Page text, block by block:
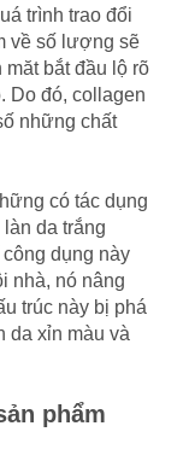
trình trao đổi
về số lượng sẽ
bắt đầu lộ rõ
Do đó, collagen
những chất
có tác dụng
da trắng
dụng này
nhà, nó nâng
trúc này bị phá
da xỉn màu và
phẩm